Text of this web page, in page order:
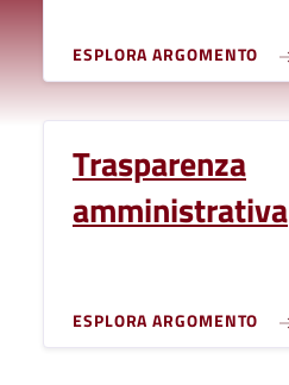
ESPLORA ARGOMENTO
Trasparenza
amministrativa
ESPLORA ARGOMENTO